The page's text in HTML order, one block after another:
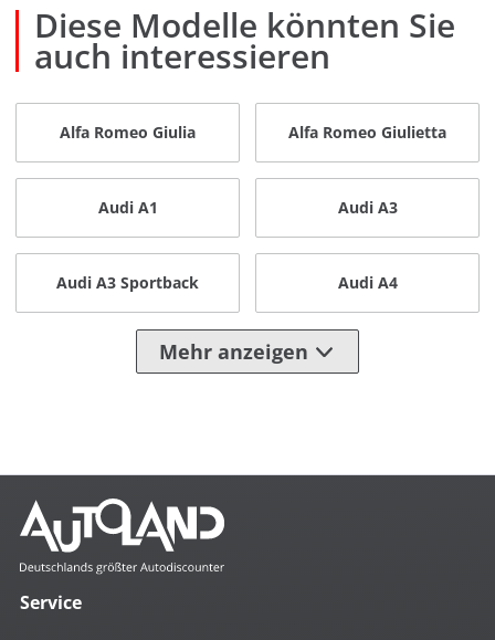
Diese Modelle könnten Sie
auch interessieren
Alfa Romeo Giulia Alfa Romeo Giulietta
Audi A1 Audi A3
Audi A3 Sportback Audi A4
Mehr anzeigen
Service